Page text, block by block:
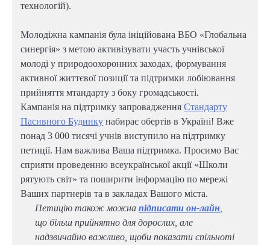
технологій).
Молодіжна кампанія була ініційована ВБО «Глобальна
синергія» з метою активізувати участь учнівської
молоді у природоохоронних заходах, формування
активної життєвої позиції та підтримки лобіювання
прийняття мтандарту з боку громадськості.
Кампанія на підтримку запровадження Стандарту
Пасивного Будинку набирає обертів в Україні! Вже
понад 3 000 тисячі учнів виступило на підтримку
петиції. Нам важлива Ваша підтримка. Просимо Вас
сприяти проведенню всеукраїнської акції «Школи
рятують світ» та поширити інформацію по мережі
Ваших партнерів та в закладах Вашого міста.
Петицію також можна підписати он-лайн
що більш прийнятно для дорослих, але
надзвичайно важливо, щоби показати спільноті